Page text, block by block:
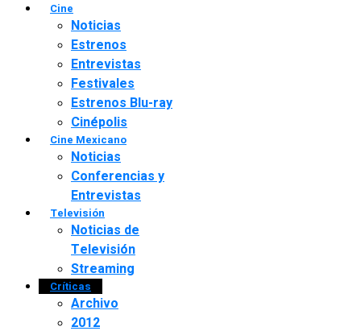
Cine
Noticias
Estrenos
Entrevistas
Festivales
Estrenos Blu-ray
Cinépolis
Cine Mexicano
Noticias
Conferencias y
Entrevistas
Televisión
Noticias de
Televisión
Streaming
Críticas
Archivo
2012